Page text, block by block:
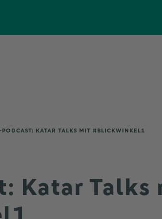
PODCAST: KATAR TALKS MIT #BLICKWINKEL1
Katar Talks